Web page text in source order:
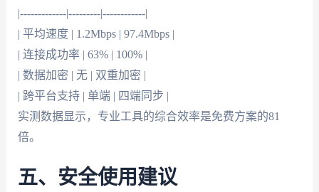
|-------------|---------|------------|
| 平均速度 | 1.2Mbps | 97.4Mbps |
| 连接成功率 | 63% | 100% |
| 数据加密 | 无 | 双重加密 |
| 跨平台支持 | 单端 | 四端同步 |
实测数据显示，专业工具的综合效率是免费方案的81
倍。
五、安全使用建议